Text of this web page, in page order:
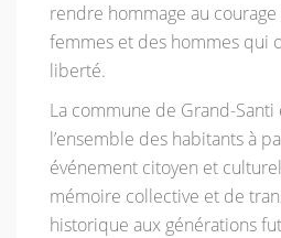
rendre hommage au
femmes et des hommes qui
liberté.
La commune de Grand-Santi
l’ensemble des habitants à
événement citoyen et
mémoire collective et de
historique aux générations